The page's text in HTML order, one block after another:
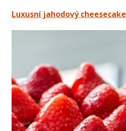
Luxusní jahodový cheesecake